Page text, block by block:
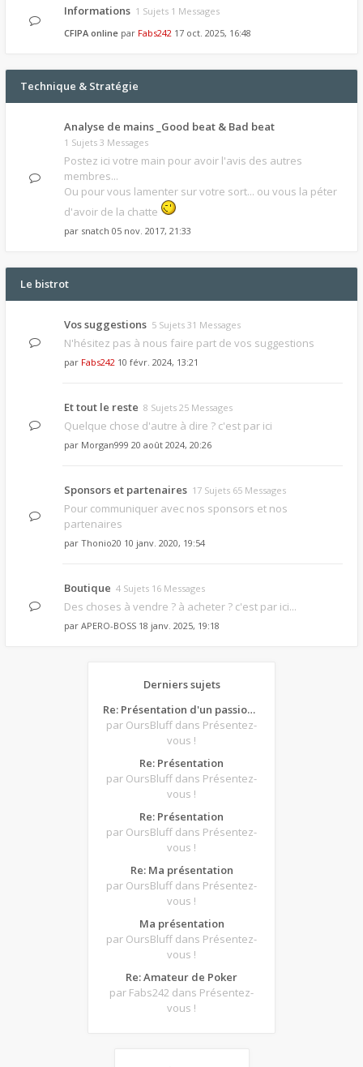
Informations 1 Sujets 1 Messages
CFIPA online par Fabs242 17 oct. 2025, 16:48
Technique & Stratégie
Analyse de mains _Good beat & Bad beat
1 Sujets 3 Messages
Postez ici votre main pour avoir l'avis des autres
membres...
Ou pour vous lamenter sur votre sort... ou vous la péter
d'avoir de la chatte
par snatch 05 nov. 2017, 21:33
Le bistrot
Vos suggestions 5 Sujets 31 Messages
N'hésitez pas à nous faire part de vos suggestions
par Fabs242 10 févr. 2024, 13:21
Et tout le reste 8 Sujets 25 Messages
Quelque chose d'autre à dire ? c'est par ici
par Morgan999 20 août 2024, 20:26
Sponsors et partenaires 17 Sujets 65 Messages
Pour communiquer avec nos sponsors et nos
partenaires
par Thonio20 10 janv. 2020, 19:54
Boutique 4 Sujets 16 Messages
Des choses à vendre ? à acheter ? c'est par ici...
par APERO-BOSS 18 janv. 2025, 19:18
Derniers sujets
Re: Présentation d'un passionné de poker
par OursBluff dans Présentez-
vous !
Re: Présentation
par OursBluff dans Présentez-
vous !
Re: Présentation
par OursBluff dans Présentez-
vous !
Re: Ma présentation
par OursBluff dans Présentez-
vous !
Ma présentation
par OursBluff dans Présentez-
vous !
Re: Amateur de Poker
par Fabs242 dans Présentez-
vous !